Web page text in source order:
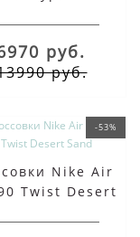
руб.
руб.
-53%
Nike Air
Twist Desert